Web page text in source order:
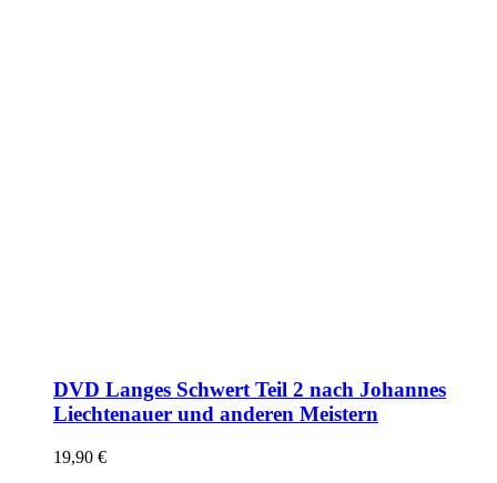
DVD Langes Schwert Teil 2 nach Johannes
Liechtenauer und anderen Meistern
19,90 €